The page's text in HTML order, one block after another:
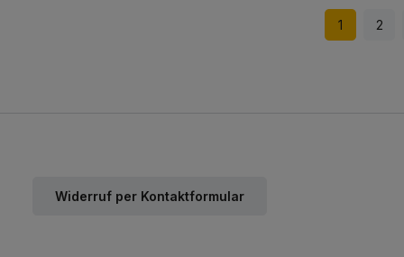
1 2
Widerruf per Kontaktformular